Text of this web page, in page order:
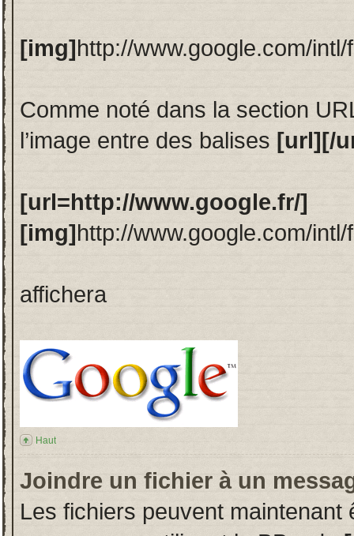
[img]http://www.google.com/
Comme noté dans la section
l’image entre des balises [url][/
[url=http://www.google.fr/]
[img]http://www.google.com/
affichera
Haut
Joindre un fichier à un
Les fichiers peuvent maintenant